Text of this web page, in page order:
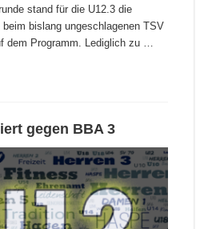
stand für die U12.3 die
beim bislang ungeschlagenen TSV
dem Programm. Lediglich zu …
gegen BBA 3